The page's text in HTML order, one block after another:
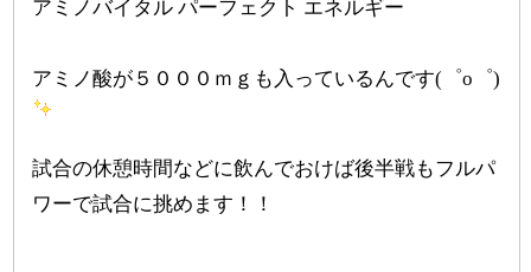
アミノバイタル パーフェクト エネルギー
アミノ酸が５０００ｍｇも入っているんです(゜o゜)
試合の休憩時間などに飲んでおけば後半戦もフルパ
ワーで試合に挑めます！！